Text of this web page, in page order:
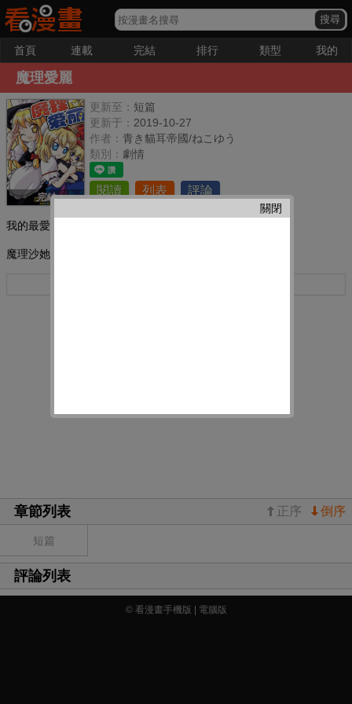
首頁 連載 完結 排行 類型 我的
魔理愛麗
完結
更新至： 短篇
更新于： 2019-10-27
作者： 青き貓耳帝國/ねこゆう
類別： 劇情
閱讀 列表 評論
我的最愛：
魔理沙她們歡樂趣事！
章節列表 倒序
正序
短篇
評論列表
關閉
© 看漫畫手機版 | 電腦版